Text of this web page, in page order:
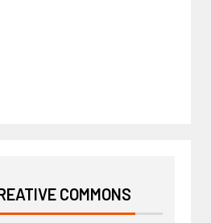
COMMONS